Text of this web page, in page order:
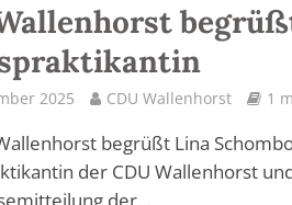
2025 CDU Wallenhorst 1
begrüßt Lina
der CDU Wallenhorst
der...